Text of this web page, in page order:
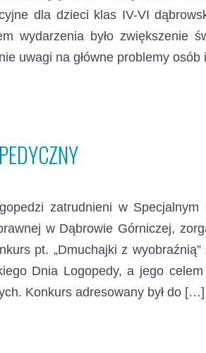
dla dzieci klas IV-VI
wydarzenia było zwiększenie
uwagi na główne problemy
zatrudnieni w
w Dąbrowie Górniczej,
pt. „Dmuchajki z
Dnia Logopedy, a jego
Konkurs adresowany był do […]